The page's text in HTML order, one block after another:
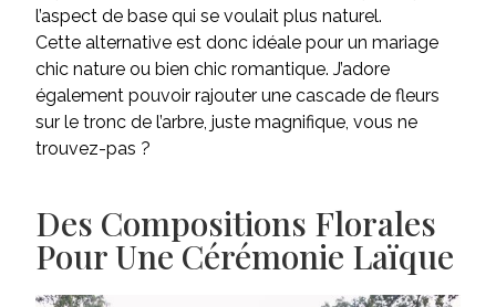
l’aspect de base qui se voulait plus naturel.
Cette alternative est donc idéale pour un mariage
chic nature ou bien chic romantique. J’adore
également pouvoir rajouter une cascade de fleurs
sur le tronc de l’arbre, juste magnifique, vous ne
trouvez-pas ?
Des Compositions Florales
Pour Une Cérémonie Laïque